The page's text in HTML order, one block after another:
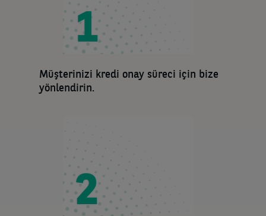
Müşterinizi kredi onay süreci için bize
yönlendirin.